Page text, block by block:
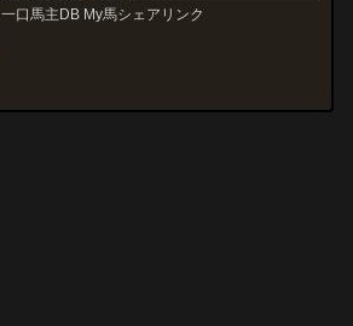
一口馬主DB My馬シェアリンク